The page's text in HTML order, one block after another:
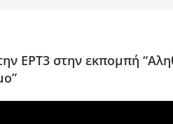
ΕΡΤ3 στην εκπομπή